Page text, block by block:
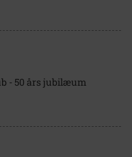
- 50 års jubilæum